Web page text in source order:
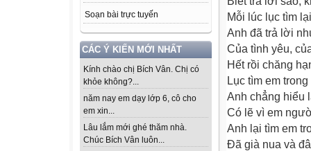
Soạn bài trực tuyến
CÁC Ý KIẾN MỚI NHẤT
Kính chào chị Bích Vân. Chị có
khỏe không?...
năm nay em dạy lớp 6, cô cho
em xin...
Lâu lắm mới ghé thăm nhà.
Chúc Bích Vân luôn...
Mỗi lúc lục tìm
Anh đã trả lời
Của tình yêu,
Hết rồi chăng
Lục tìm em
Anh chẳng hiểu
Có lẽ vì em
Anh lại tìm em
Đã già nua và